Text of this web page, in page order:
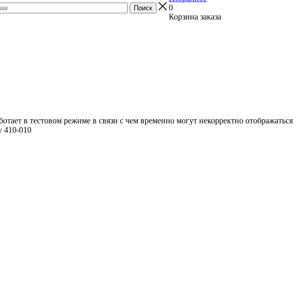
0
Корзина заказа
в тестовом режиме в связи с чем временно могут некорректно отображаться
410-010